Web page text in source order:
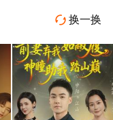
 换一换